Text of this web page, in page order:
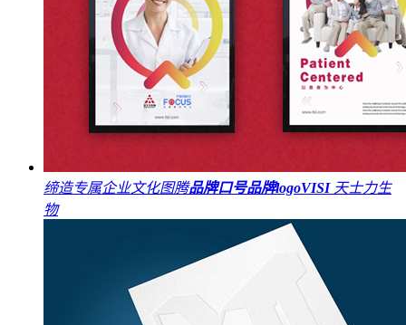
缔造专属企业文化图腾品牌口号品牌logoVISI 天士力生
物